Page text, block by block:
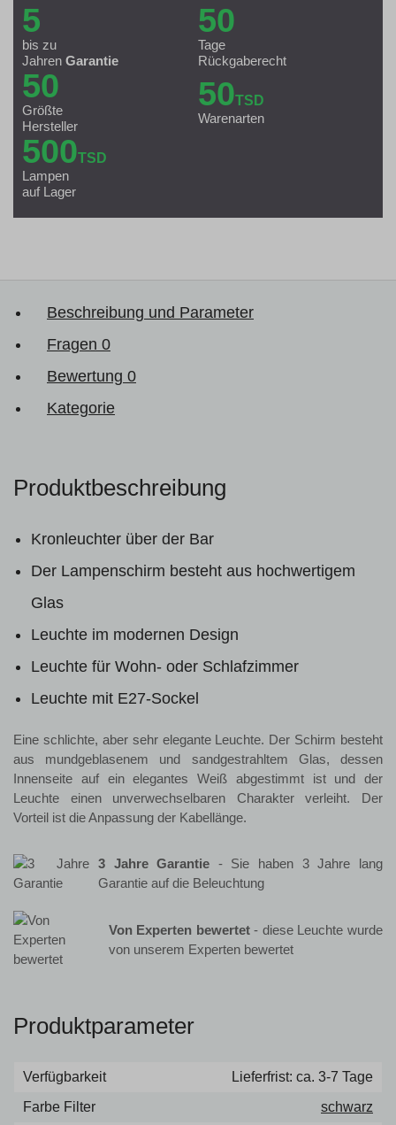
5
bis zu
Jahren Garantie
50
Tage
Rückgaberecht
50
Größte
Hersteller
50TSD
Warenarten
500TSD
Lampen
auf Lager
Beschreibung und Parameter
Fragen 0
Bewertung 0
Kategorie
Produktbeschreibung
Kronleuchter über der Bar
Der Lampenschirm besteht aus hochwertigem
Glas
Leuchte im modernen Design
Leuchte für Wohn- oder Schlafzimmer
Leuchte mit E27-Sockel
Eine schlichte, aber sehr elegante Leuchte. Der Schirm besteht
aus mundgeblasenem und sandgestrahltem Glas, dessen
Innenseite auf ein elegantes Weiß abgestimmt ist und der
Leuchte einen unverwechselbaren Charakter verleiht. Der
Vorteil ist die Anpassung der Kabellänge.
3 Jahre Garantie - Sie haben 3 Jahre lang
Garantie auf die Beleuchtung
Von Experten bewertet- diese Leuchte wurde
von unserem Experten bewertet
Produktparameter
Verfügbarkeit
Lieferfrist: ca. 3-7 Tage
Farbe Filter
schwarz